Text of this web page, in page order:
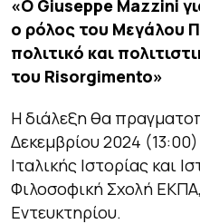
«Ο Giuseppe Mazzini
ο ρόλος του Μεγάλου
πολιτικό και
του Risorgimento»
Η διάλεξη θα
Δεκεμβρίου 2024
Ιταλικής Ιστορίας και
Φιλοσοφική Σχολή
Εντευκτηρίου.